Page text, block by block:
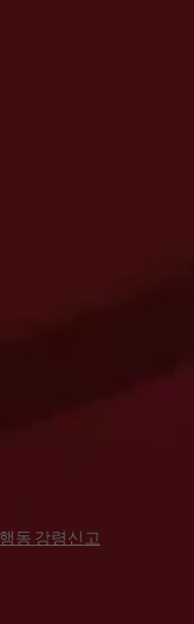
동 강령신고